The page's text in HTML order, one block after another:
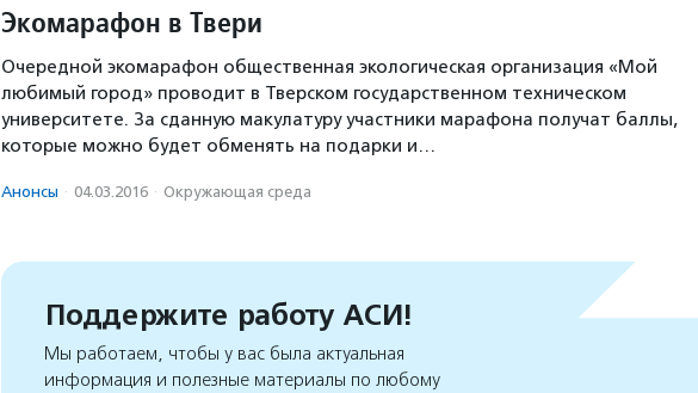
Экомарафон в Твери
Очередной экомарафон общественная экологическая организация «Мой
любимый город» проводит в Тверском государственном техническом
университете. За сданную макулатуру участники марафона получат баллы,
которые можно будет обменять на подарки и…
Анонсы · 04.03.2016 · Окружающая среда
Поддержите работу АСИ!
Мы работаем, чтобы у вас была актуальная
информация и полезные материалы по любому